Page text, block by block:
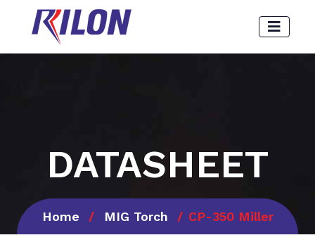
DATASHEET
Home MIG Torch CP-350 Miller